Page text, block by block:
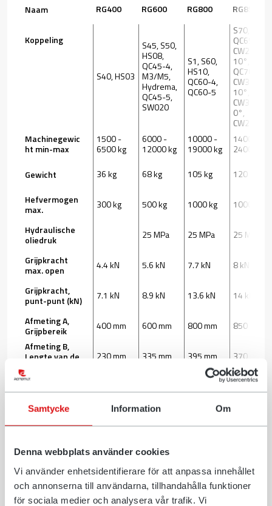
Samtycke Information Om
Denna webbplats använder cookies
Vi använder enhetsidentifierare för att anpassa innehållet
och annonserna till användarna, tillhandahålla funktioner
för sociala medier och analysera vår trafik. Vi
Naam RG400 RG600 RG800 RG850
Koppeling
S40, HS03
S45, S50,
HS08,
QC45-4,
M3/M5,
Hydrema,
QC45-5,
SW020
S1, S60,
HS10,
QC60-4,
QC60-5
S70,
QC65,
CW20S
10°,
QC70,
CW30S
10°,
CW30S
0°,
CW20S 0°
Machinegewic
ht min-max
1500 -
6500 kg
6000 -
12000 kg
10000 -
19000 kg
14000 -
24000 kg
Gewicht
36 kg 68 kg 105 kg
120 kg
Hefvermogen
max.
300 kg 500 kg 1000 kg
1000 kg
Hydraulische
oliedruk
25 MPa 25 MPa
25 MPa
Grijpkracht
max. open
4.4 kN 5.6 kN 7.7 kN
8 kN
Grijpkracht,
punt-punt (kN)
7.1 kN 8.9 kN 13.6 kN
14 kN
Afmeting A,
Grijpbereik
400 mm 600 mm 800 mm
850 mm
Afmeting B,
Lengte van de
230 mm 335 mm 395 mm
370 mm
Afmeting C,
Breedte
770 mm
Downloaden
*Neem contact op met uw dealer om te ontdekken wat uw
mogelijkheden zijn.